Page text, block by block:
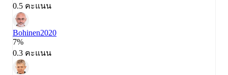
0.5 คะแนน
Bohinen2020
7%
0.3 คะแนน